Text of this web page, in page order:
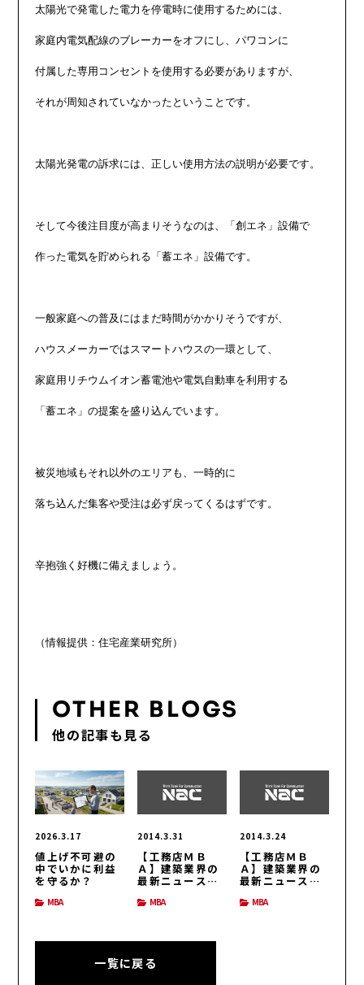
太陽光で発電した電力を停電時に使用するためには、
家庭内電気配線のブレーカーをオフにし、パワコンに
付属した専用コンセントを使用する必要がありますが、
それが周知されていなかったということです。
太陽光発電の訴求には、正しい使用方法の説明が必要です。
そして今後注目度が高まりそうなのは、「創エネ」設備で
作った電気を貯められる「蓄エネ」設備です。
一般家庭への普及にはまだ時間がかかりそうですが、
ハウスメーカーではスマートハウスの一環として、
家庭用リチウムイオン蓄電池や電気自動車を利用する
「蓄エネ」の提案を盛り込んでいます。
被災地域もそれ以外のエリアも、一時的に
落ち込んだ集客や受注は必ず戻ってくるはずです。
辛抱強く好機に備えましょう。
OTHER BLOGS
他の記事も見る
2026.3.17
値上げ不可避の
中でいかに利益
を守るか？
MBA
2014.3.31
【工務店ＭＢ
Ａ】建築業界の
最新ニュース
MBA
2014.3.24
【工務店ＭＢ
Ａ】建築業界の
最新ニュース
MBA
一覧に戻る